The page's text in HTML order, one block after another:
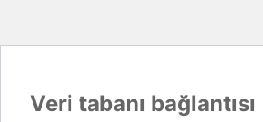
Veri tabanı bağlantısı